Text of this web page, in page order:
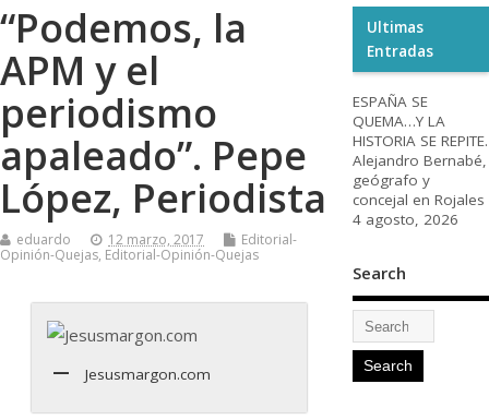
“ Podemos, la
APM y el
periodismo
apaleado”. Pepe
López, Periodista
eduardo 12 marzo, 2017
Editorial-
Opinión-Quejas, Editorial-Opinión-Quejas
Jesusmargon.com
Ultimas
Entradas
ESPAÑA SE
QUEMA…Y LA
HISTORIA SE REPITE.
Alejandro Bernabé,
geógrafo y
concejal en Rojales
4 agosto, 2026
Search